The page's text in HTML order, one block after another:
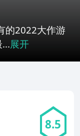
的2022大作游
展开
8.5